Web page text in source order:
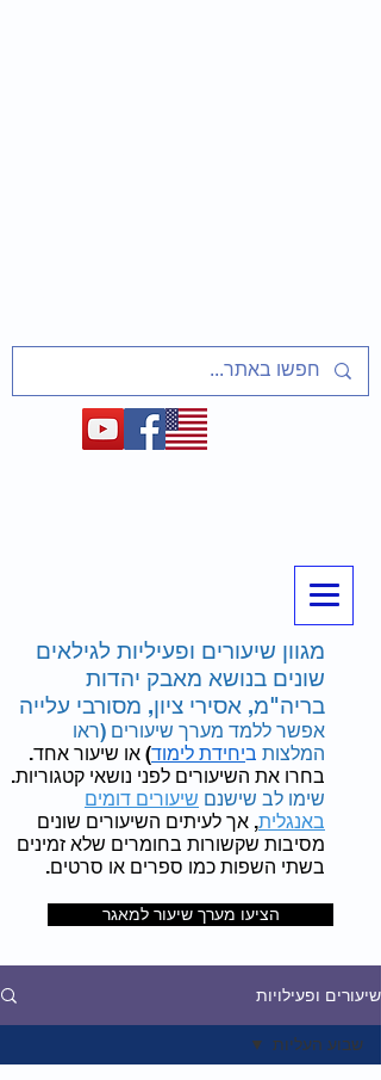
מגוון שיעורים ופעיליות לגילאים
שונים בנושא מאבק יהדות
בריה"מ, אסירי ציון, מסורבי עלייה
אפשר ללמד מערך שיעורים (ראו
המלצות ביחידת לימוד) או שיעור אחד.
בחרו את השיעורים לפני נושאי קטגוריות.
שימו לב שישנם שיעורים דומים
באנגלית, אך לעיתים השיעורים שונים
מסיבות שקשורות בחומרים שלא זמינים
בשתי השפות כמו ספרים או סרטים.
הציעו מערך שיעור למאגר
שיעורים ופעילויות
שבוע העליות